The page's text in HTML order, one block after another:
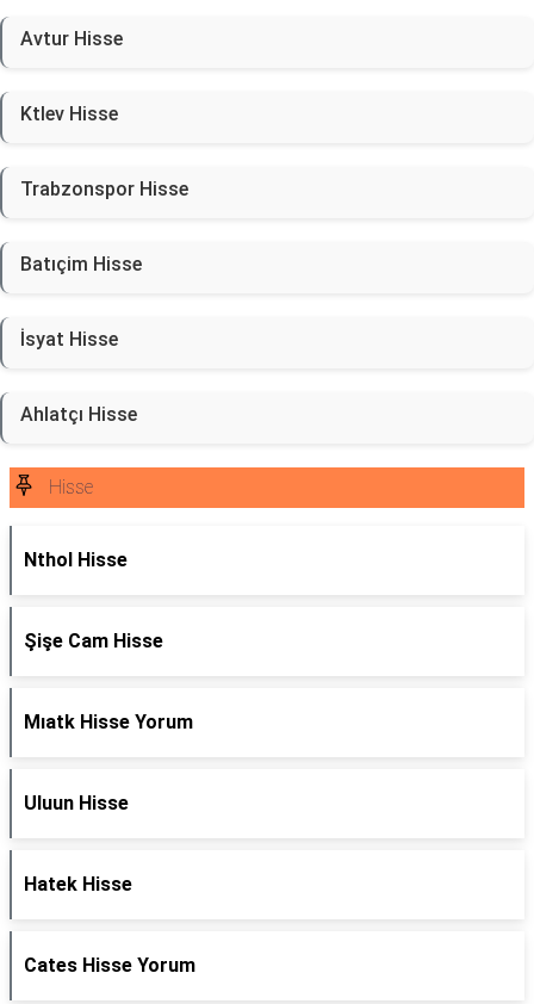
Avtur Hisse
Ktlev Hisse
Trabzonspor Hisse
Batıçim Hisse
İsyat Hisse
Ahlatçı Hisse
Hisse
Nthol Hisse
Şişe Cam Hisse
Mıatk Hisse Yorum
Uluun Hisse
Hatek Hisse
Cates Hisse Yorum